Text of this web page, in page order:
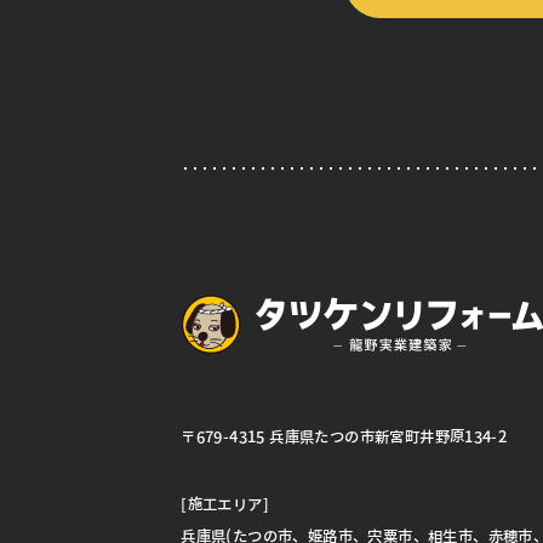
〒679-4315 兵庫県たつの市新宮町井野原134-2
[施工エリア]
兵庫県(たつの市、姫路市、宍粟市、相生市、赤穂市